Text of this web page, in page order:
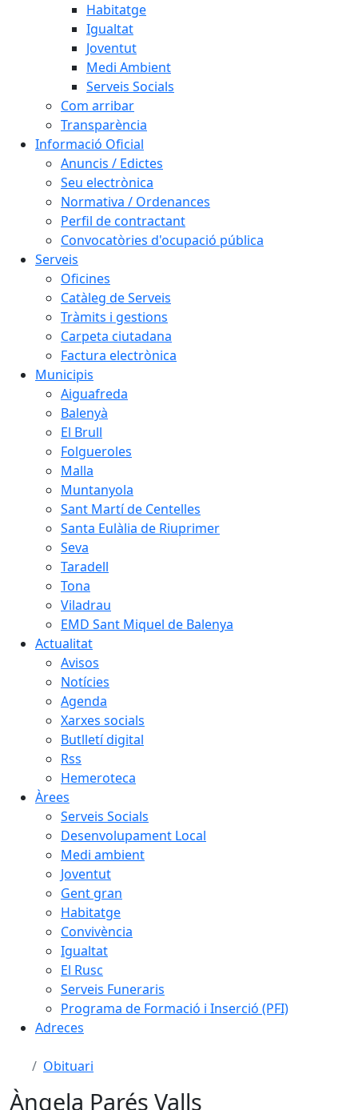
Habitatge
Igualtat
Joventut
Medi Ambient
Serveis Socials
Com arribar
Transparència
Informació Oficial
Anuncis / Edictes
Seu electrònica
Normativa / Ordenances
Perfil de contractant
Convocatòries d'ocupació pública
Serveis
Oficines
Catàleg de Serveis
Tràmits i gestions
Carpeta ciutadana
Factura electrònica
Municipis
Aiguafreda
Balenyà
El Brull
Folgueroles
Malla
Muntanyola
Sant Martí de Centelles
Santa Eulàlia de Riuprimer
Seva
Taradell
Tona
Viladrau
EMD Sant Miquel de Balenya
Actualitat
Avisos
Notícies
Agenda
Xarxes socials
Butlletí digital
Rss
Hemeroteca
Àrees
Serveis Socials
Desenvolupament Local
Medi ambient
Joventut
Gent gran
Habitatge
Convivència
Igualtat
El Rusc
Serveis Funeraris
Programa de Formació i Inserció (PFI)
Adreces
Obituari
Àngela Parés Valls